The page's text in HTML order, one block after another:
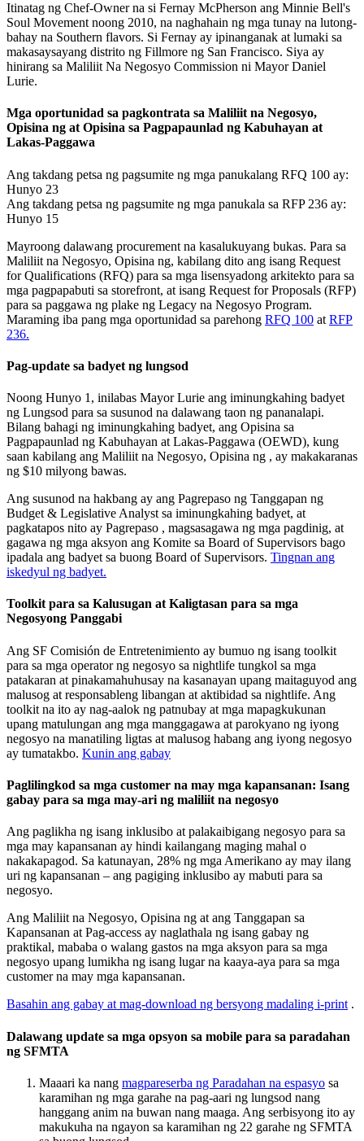
Itinatag ng Chef-Owner na si Fernay McPherson ang Minnie Bell's
Soul Movement noong 2010, na naghahain ng mga tunay na lutong-
bahay na Southern flavors. Si Fernay ay ipinanganak at lumaki sa
makasaysayang distrito ng Fillmore ng San Francisco. Siya ay
hinirang sa Maliliit Na Negosyo Commission ni Mayor Daniel
Lurie.
Mga oportunidad sa pagkontrata sa Maliliit na Negosyo,
Opisina ng at Opisina sa Pagpapaunlad ng Kabuhayan at
Lakas-Paggawa
Ang takdang petsa ng pagsumite ng mga panukalang RFQ 100 ay:
Hunyo 23
Ang takdang petsa ng pagsumite ng mga panukala sa RFP 236 ay:
Hunyo 15
Mayroong dalawang procurement na kasalukuyang bukas. Para sa
Maliliit na Negosyo, Opisina ng, kabilang dito ang isang Request
for Qualifications (RFQ) para sa mga lisensyadong arkitekto para sa
mga pagpapabuti sa storefront, at isang Request for Proposals (RFP)
para sa paggawa ng plake ng Legacy na Negosyo Program.
Maraming iba pang mga oportunidad sa parehong RFQ 100 at RFP
236.
Pag-update sa badyet ng lungsod
Noong Hunyo 1, inilabas Mayor Lurie ang iminungkahing badyet
ng Lungsod para sa susunod na dalawang taon ng pananalapi.
Bilang bahagi ng iminungkahing badyet, ang Opisina sa
Pagpapaunlad ng Kabuhayan at Lakas-Paggawa (OEWD), kung
saan kabilang ang Maliliit na Negosyo, Opisina ng , ay makakaranas
ng $10 milyong bawas.
Ang susunod na hakbang ay ang Pagrepaso ng Tanggapan ng
Budget & Legislative Analyst sa iminungkahing badyet, at
pagkatapos nito ay Pagrepaso , magsasagawa ng mga pagdinig, at
gagawa ng mga aksyon ang Komite sa Board of Supervisors bago
ipadala ang badyet sa buong Board of Supervisors. Tingnan ang
iskedyul ng badyet.
Toolkit para sa Kalusugan at Kaligtasan para sa mga
Negosyong Panggabi
Ang SF Comisión de Entretenimiento ay bumuo ng isang toolkit
para sa mga operator ng negosyo sa nightlife tungkol sa mga
patakaran at pinakamahuhusay na kasanayan upang maitaguyod ang
malusog at responsableng libangan at aktibidad sa nightlife. Ang
toolkit na ito ay nag-aalok ng patnubay at mga mapagkukunan
upang matulungan ang mga manggagawa at parokyano ng iyong
negosyo na manatiling ligtas at malusog habang ang iyong negosyo
ay tumatakbo. Kunin ang gabay
Paglilingkod sa mga customer na may mga kapansanan: Isang
gabay para sa mga may-ari ng maliliit na negosyo
Ang paglikha ng isang inklusibo at palakaibigang negosyo para sa
mga may kapansanan ay hindi kailangang maging mahal o
nakakapagod. Sa katunayan, 28% ng mga Amerikano ay may ilang
uri ng kapansanan – ang pagiging inklusibo ay mabuti para sa
negosyo.
Ang Maliliit na Negosyo, Opisina ng at ang Tanggapan sa
Kapansanan at Pag-access ay naglathala ng isang gabay ng
praktikal, mababa o walang gastos na mga aksyon para sa mga
negosyo upang lumikha ng isang lugar na kaaya-aya para sa mga
customer na may mga kapansanan.
Basahin ang gabay at mag-download ng bersyong madaling i-print .
Dalawang update sa mga opsyon sa mobile para sa paradahan
ng SFMTA
Maaari ka nang magpareserba ng Paradahan na espasyo sa
karamihan ng mga garahe na pag-aari ng lungsod nang
hanggang anim na buwan nang maaga. Ang serbisyong ito ay
makukuha na ngayon sa karamihan ng 22 garahe ng SFMTA